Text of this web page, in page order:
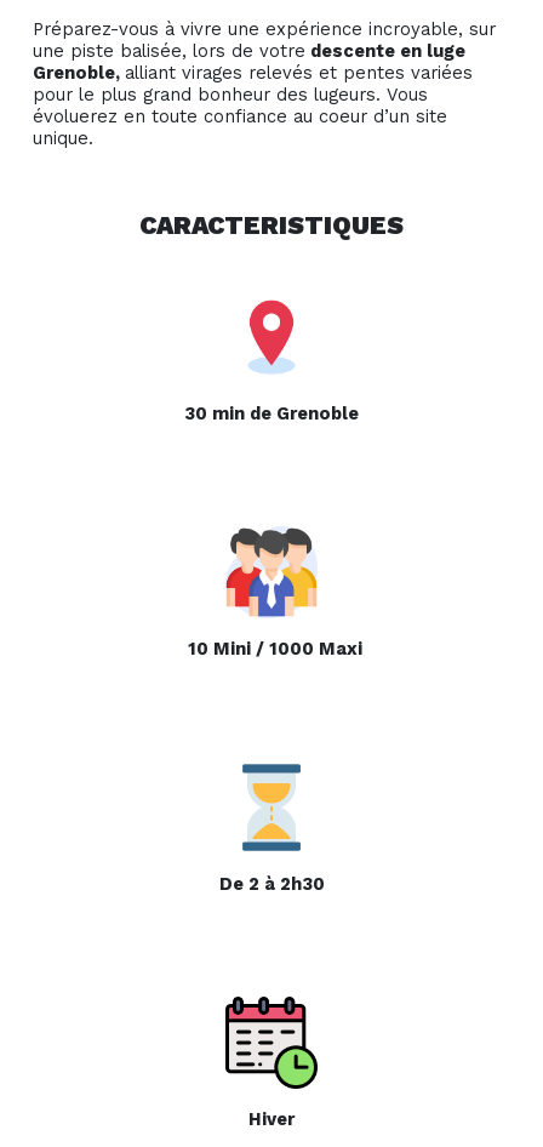
Préparez-vous à vivre une expérience incroyable, sur
une piste balisée, lors de votre descente en luge
Grenoble, alliant virages relevés et pentes variées
pour le plus grand bonheur des lugeurs. Vous
évoluerez en toute confiance au coeur d’un site
unique.
CARACTERISTIQUES
30 min de Grenoble
10 Mini / 1000 Maxi
De 2 à 2h30
Hiver